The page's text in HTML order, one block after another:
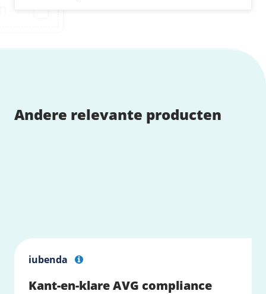
Andere relevante producten
iubenda
Kant-en-klare AVG compliance